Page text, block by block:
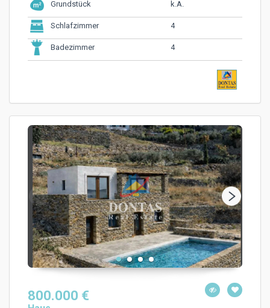
Grundstück k.A.
Schlafzimmer 4
Badezimmer 4
800.000 €